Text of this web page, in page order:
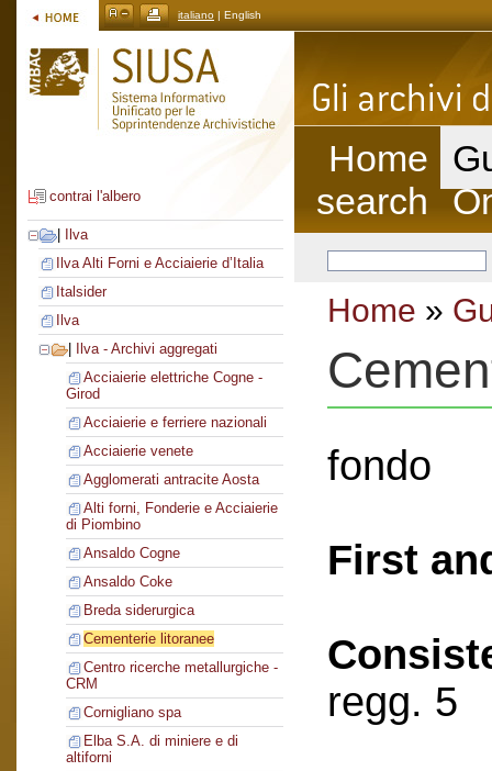
italiano | English
contrai l'albero
Ilva
Ilva Alti Forni e Acciaierie d’Italia
Italsider
Ilva
Ilva - Archivi aggregati
Acciaierie elettriche Cogne -
Girod
Acciaierie e ferriere nazionali
Acciaierie venete
Agglomerati antracite Aosta
Alti forni, Fonderie e Acciaierie
di Piombino
Ansaldo Cogne
Ansaldo Coke
Breda siderurgica
Cementerie litoranee
Centro ricerche metallurgiche -
CRM
Cornigliano spa
Elba S.A. di miniere e di
altiforni
Home
search
Home »
fondo
First
regg. 5